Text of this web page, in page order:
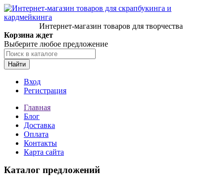
Интернет-магазин товаров для творчества
Корзина ждет
Выберите любое предложение
Найти
Вход
Регистрация
Главная
Блог
Доставка
Оплата
Контакты
Карта сайта
Каталог предложений